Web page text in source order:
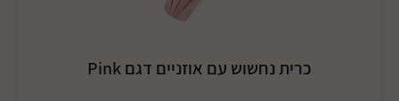
כרית נחשוש עם אוזניים דגם Pink